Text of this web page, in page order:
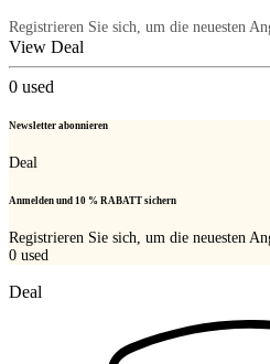
Registrieren Sie sich, um die neuesten
View Deal
0 used
Newsletter abonnieren
Deal
Anmelden und 10 % RABATT sichern
Registrieren Sie sich, um die neuesten
0 used
Deal